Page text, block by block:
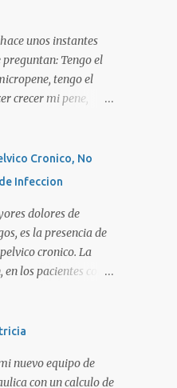
unos instantes
Tengo el
tengo el
crecer mi pene,
alguna hormona,
me puedo
primero definir
definir el
y con ello el
para de cada uno
obesidad,
vanidad o
Cronico, No
Infeccion
dolores de
es la presencia de
cronico. La
los pacientes con
o lo que es peor!!!.
ocupa 4
nuevo equipo de
con un calculo de